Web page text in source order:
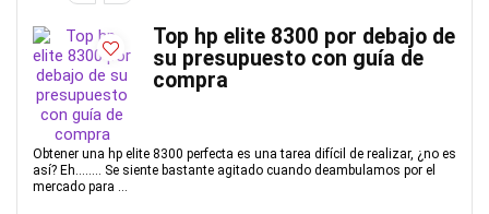
Top hp elite 8300 por debajo de
su presupuesto con guía de
compra
Obtener una hp elite 8300 perfecta es una tarea difícil de realizar, ¿no es
así? Eh…….. Se siente bastante agitado cuando deambulamos por el
mercado para ...